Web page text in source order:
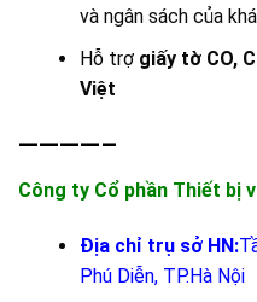
và ngân sách của
Hỗ trợ giấy tờ CO,
Việt
————–
Công ty Cổ phần Thiết bị
Địa chỉ trụ sở HN:
Phú Diễn, TP.Hà Nội